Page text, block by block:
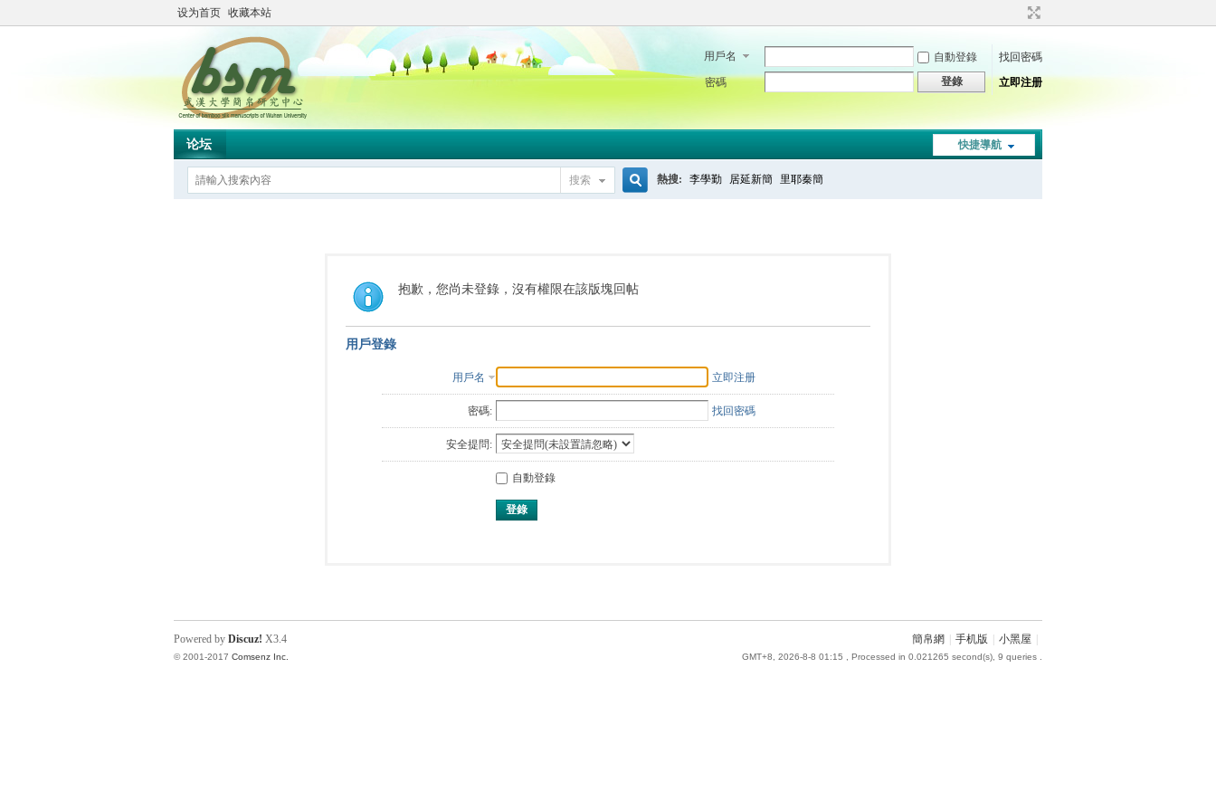
设为首页 收藏本站
用戶名 自動登錄
找回密碼
密碼
登錄 立即注册
快捷導航
论坛
搜索
索
熱搜: 李學勤 居延新簡 里耶秦簡
抱歉，您尚未登錄，沒有權限在該版塊回帖
用戶登錄
用戶名 立即注册
密碼: 找回密碼
安全提問:
自動登錄
登錄
簡帛網 手机版 小黑屋
GMT+8, 2026-8-8 01:15 , Processed in 0.021265 second(s), 9 queries .
Powered by Discuz! X3.4
© 2001-2017 Comsenz Inc.